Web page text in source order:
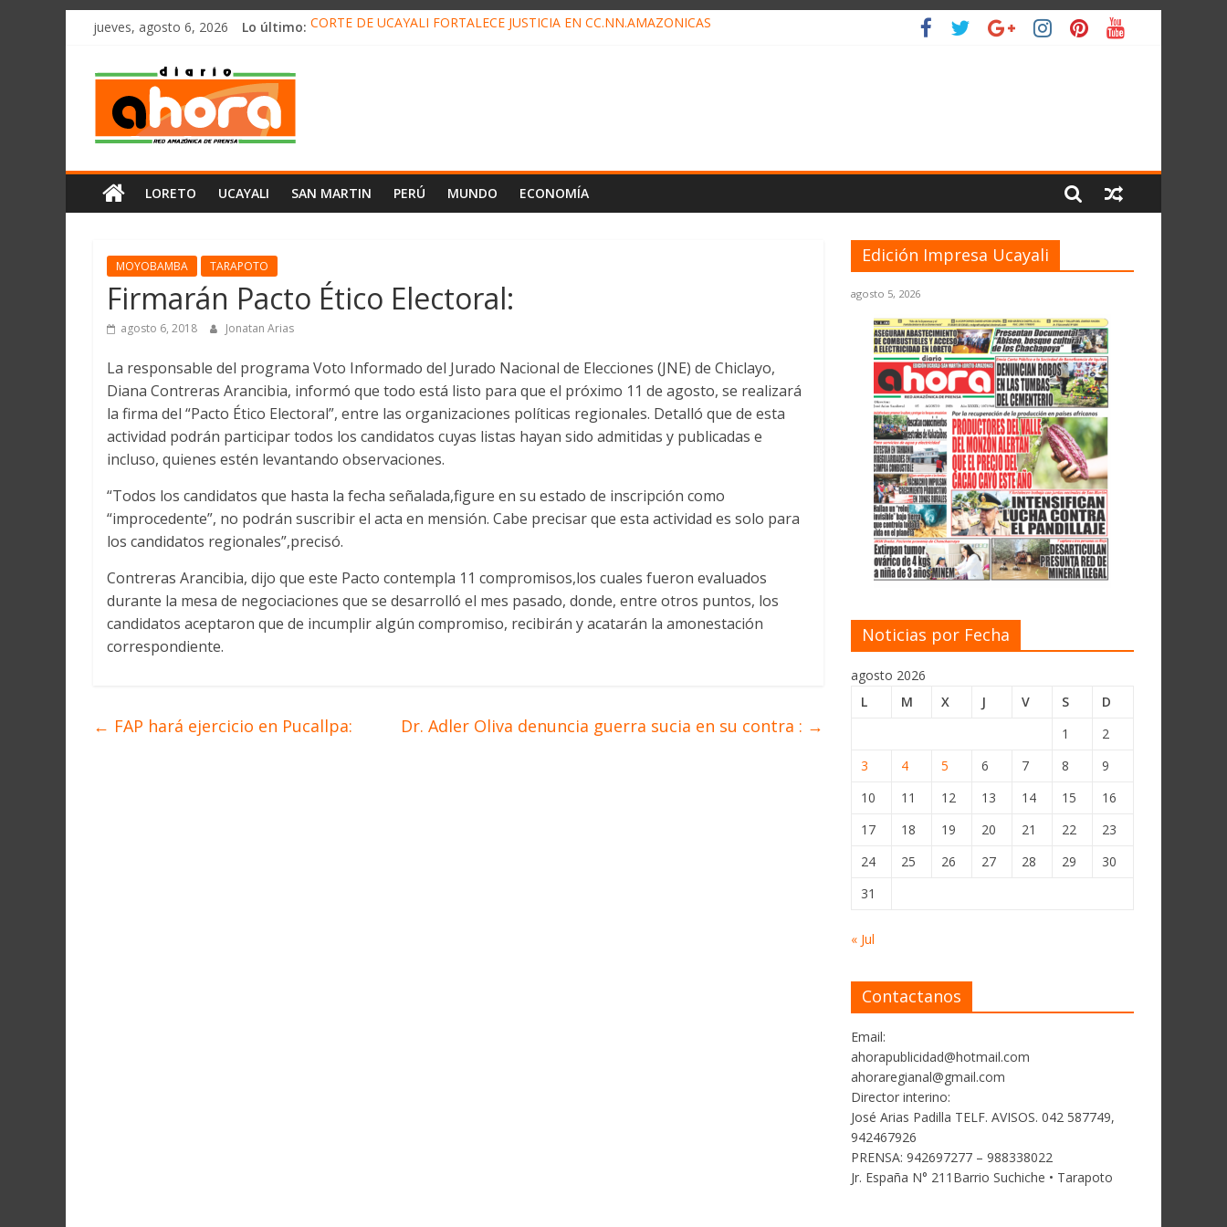
олимп казино
Saltarjueves, agosto 6, 2026 Lo último: CORTE DE UCAYALI FORTALECE JUSTICIA EN CC.NN.AMAZÓNICAS
Diario
Ahora
Cadena
Amazónica
de
Noticias
del
Perú,
Mundo
Ucayali,
San
Martín
Loreto
LORETO UCAYALI SAN MARTIN PERÚ MUNDO ECONOMÍA
MOYOBAMBA TARAPOTO
Firmarán Pacto Ético Electoral:
agosto 6, 2018 Jonatan Arias
La responsable del programa Voto Informado del Jurado Nacional de Elecciones (JNE) de Chiclayo,
Diana Contreras Arancibia, informó que todo está listo para que el próximo 11 de agosto, se realizará
la firma del “Pacto Ético Electoral”, entre las organizaciones políticas regionales. Detalló que de esta
actividad podrán participar todos los candidatos cuyas listas hayan sido admitidas y publicadas e
incluso, quienes estén levantando observaciones.
“Todos los candidatos que hasta la fecha señalada,figure en su estado de inscripción como
“improcedente”, no podrán suscribir el acta en mensión. Cabe precisar que esta actividad es solo para
los candidatos regionales”,precisó.
Contreras Arancibia, dijo que este Pacto contempla 11 compromisos,los cuales fueron evaluados
durante la mesa de negociaciones que se desarrolló el mes pasado, donde, entre otros puntos, los
candidatos aceptaron que de incumplir algún compromiso, recibirán y acatarán la amonestación
correspondiente.
← FAP hará ejercicio en Pucallpa: Dr. Adler Oliva denuncia guerra sucia en su contra : →
Edición Impresa Ucayali
agosto 5, 2026
Noticias por Fecha
agosto 2026
L
M X J V S
D
1
2
3
4 5 6 7 8
9
10
11 12 13 14 15
16
17
18 19 20 21 22
23
24
25 26 27 28 29
30
31
« Jul
Contactanos
Email:
ahorapublicidad@hotmail.com
ahoraregianal@gmail.com
Director interino:
José Arias Padilla TELF. AVISOS. 042 587749,
942467926
PRENSA: 942697277 – 988338022
Jr. España N° 211Barrio Suchiche • Tarapoto